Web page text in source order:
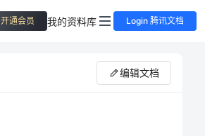
开通会员 我的资料库 Login 腾讯文档
编辑文档